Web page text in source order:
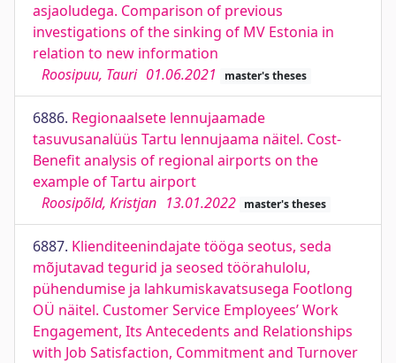
asjaoludega. Comparison of previous
investigations of the sinking of MV Estonia in
relation to new information
Roosipuu, Tauri 01.06.2021 master's theses
6886. Regionaalsete lennujaamade
tasuvusanalüüs Tartu lennujaama näitel. Cost-
Benefit analysis of regional airports on the
example of Tartu airport
Roosipõld, Kristjan 13.01.2022 master's theses
6887. Klienditeenindajate tööga seotus, seda
mõjutavad tegurid ja seosed töörahulolu,
pühendumise ja lahkumiskavatsusega Footlong
OÜ näitel. Customer Service Employees’ Work
Engagement, Its Antecedents and Relationships
with Job Satisfaction, Commitment and Turnover